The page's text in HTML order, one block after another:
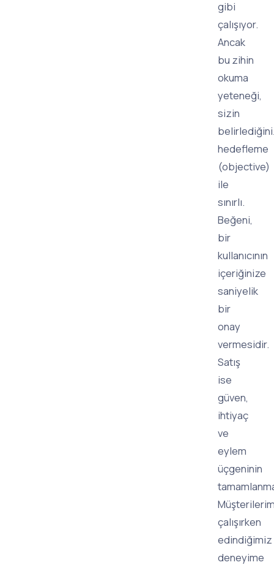
gibi
çalışıyor.
Ancak
bu zihin
okuma
yeteneği,
sizin
hedefleme
(objective)
ile
sınırlı.
Beğeni,
bir
kullanıcının
içeriğinize
saniyelik
bir
onay
vermesidir.
Satış
ise
güven,
ihtiyaç
ve
eylem
üçgeninin
çalışırken
edindiğimiz
deneyime